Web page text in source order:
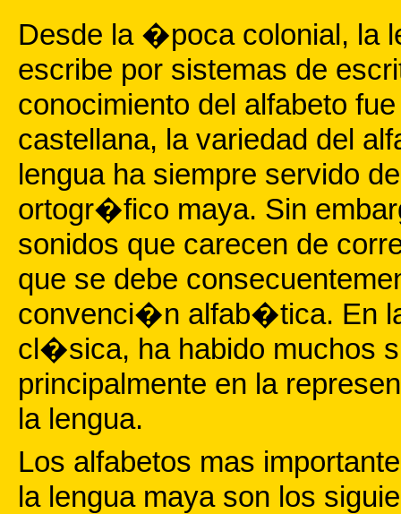
Desde la �poca colonial, la
escribe por sistemas de
conocimiento del alfabeto
castellana, la variedad del
lengua ha siempre servido
ortogr�fico maya. Sin
sonidos que carecen de
que se debe
convenci�n alfab�tica. En
cl�sica, ha habido muchos
principalmente en la
la lengua.
Los alfabetos mas
la lengua maya son los